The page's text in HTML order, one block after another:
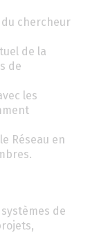
chercheur
de la
de
les
Réseau en
de